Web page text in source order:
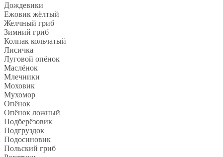
Дождевики
Ежовик жёлтый
Желчный гриб
Зимний гриб
Колпак кольчатый
Лисичка
Луговой опёнок
Маслёнок
Млечники
Моховик
Мухомор
Опёнок
Опёнок ложный
Подберёзовик
Подгруздок
Подосиновик
Польский гриб